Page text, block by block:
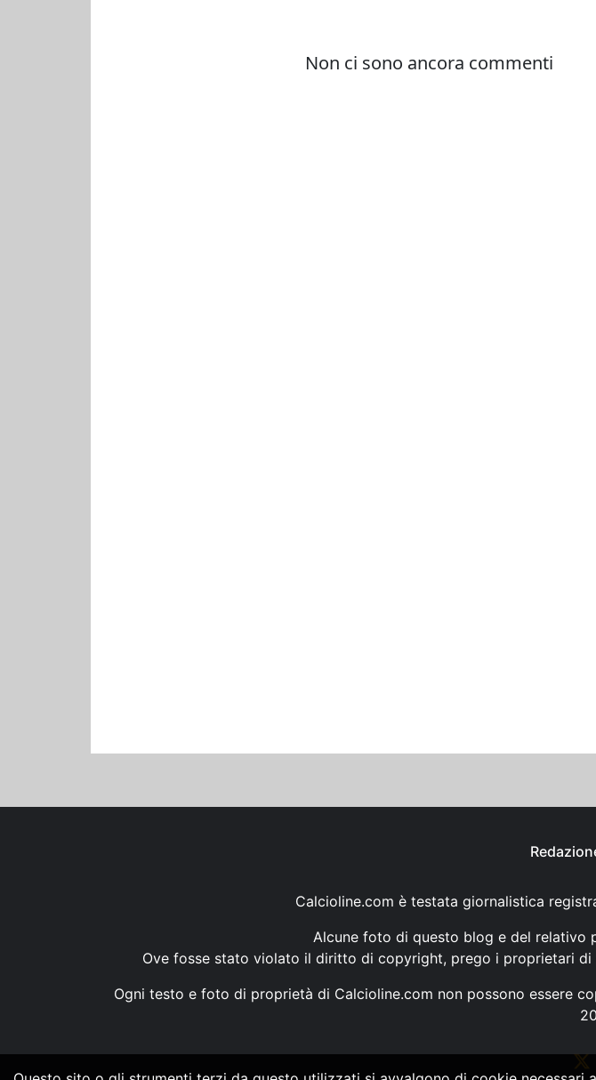
Calcioline.com è testata giornalistica
Alcune foto di questo blog e del relativo
Ove fosse stato violato il diritto di copyright, prego i proprietari di
Ogni testo e foto di proprietà di Calcioline.com non possono essere